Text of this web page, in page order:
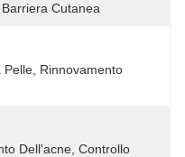
Cutanea
Pelle, Rinnovamento
Dell'acne, Controllo